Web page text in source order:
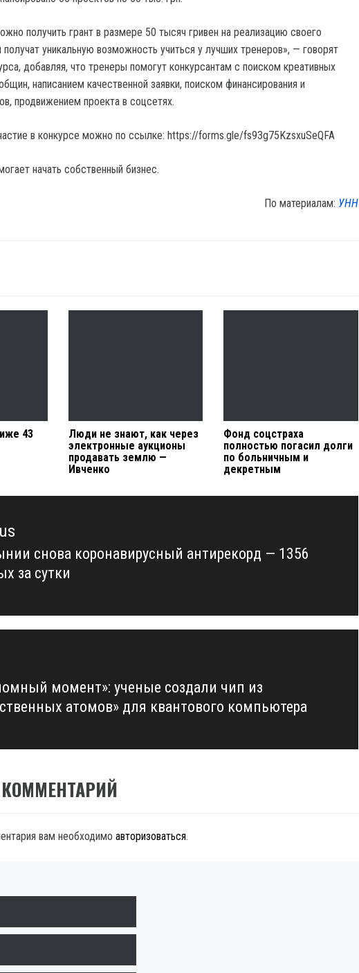
получить грант в размере 50 тысяч гривен на реализацию своего
получат уникальную возможность учиться у лучших тренеров», — говорят
добавляя, что тренеры помогут конкурсантам с поиском креативных
написанием качественной заявки, поиском финансирования и
продвижением проекта в соцсетях.
в конкурсе можно по ссылке: https://forms.gle/fs93g75KzsxuSeQFA
начать собственный бизнес.
По материалам: УНН
43
Люди не знают, как через
электронные аукционы
продавать землю —
Ивченко
Фонд соцстраха
полностью погасил долги
по больничным и
декретным
снова коронавирусный антирекорд — 1356
за сутки
момент»: ученые создали чип из
атомов» для квантового компьютера
вам необходимо авторизоваться.